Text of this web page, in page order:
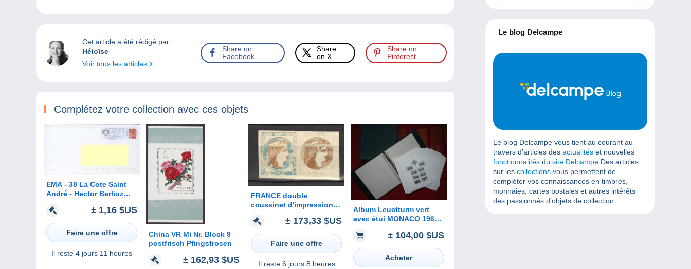
Cet article a été rédigé par
Héloïse
Voir tous les articles
Share on
Facebook
Share
on X
Share on
Pinterest
Complétez votre collection avec ces objets
EMA - 38 La Cote Saint
André - Hector Berlioz
± 1,16 $US
Faire une offre
Il reste 4 jours 11 heures
China VR Mi Nr. Block 9
postfrisch Pfingstrosen
± 162,93 $US
FRANCE double
coussinet d'impression
Céres 40 ct. bleu Rare
± 173,33 $US
Faire une offre
Il reste 6 jours 8 heures
Album Leuctturm vert
avec étui MONACO 1964 /
préimprimées ( avec
pochettes plastiques)
sans timbre.
± 104,00 $US
Acheter
Le blog Delcampe
Le blog Delcampe vous tient au courant au
travers d’articles des actualités et nouvelles
fonctionnalités du site Delcampe Des articles
sur les collections vous permettent de
compléter vos connaissances en timbres,
monnaies, cartes postales et autres intérêts
des passionnés d’objets de collection.